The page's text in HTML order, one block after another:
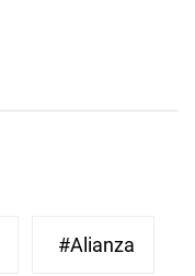
#Alianza